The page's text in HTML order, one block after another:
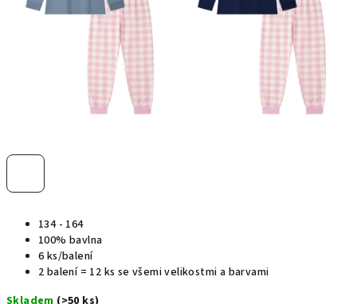
134 - 164
100% bavlna
6 ks/balení
2 balení = 12 ks se všemi velikostmi a barvami
Skladem (>50 ks)